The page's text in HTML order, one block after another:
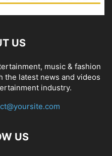
US
music & fashion
the latest news and videos
industry.
US